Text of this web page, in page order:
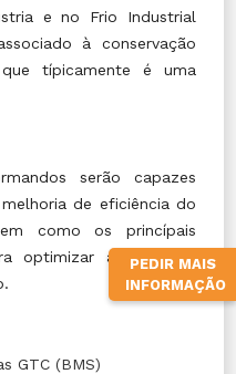
PEDIR MAIS
INFORMAÇÃO
e no Frio Industrial
à conservação
típicamente é uma
serão capazes
de eficiência do
como os princípais
optimizar a eficiência
GTC (BMS)